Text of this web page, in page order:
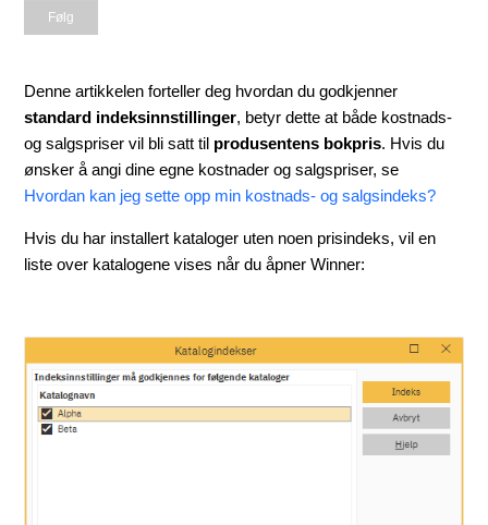
Følg
Denne artikkelen forteller deg hvordan du godkjenner
standard indeksinnstillinger, betyr dette at både kostnads-
og salgspriser vil bli satt til produsentens bokpris. Hvis du
ønsker å angi dine egne kostnader og salgspriser, se
Hvordan kan jeg sette opp min kostnads- og salgsindeks?
Hvis du har installert kataloger uten noen prisindeks, vil en
liste over katalogene vises når du åpner Winner: